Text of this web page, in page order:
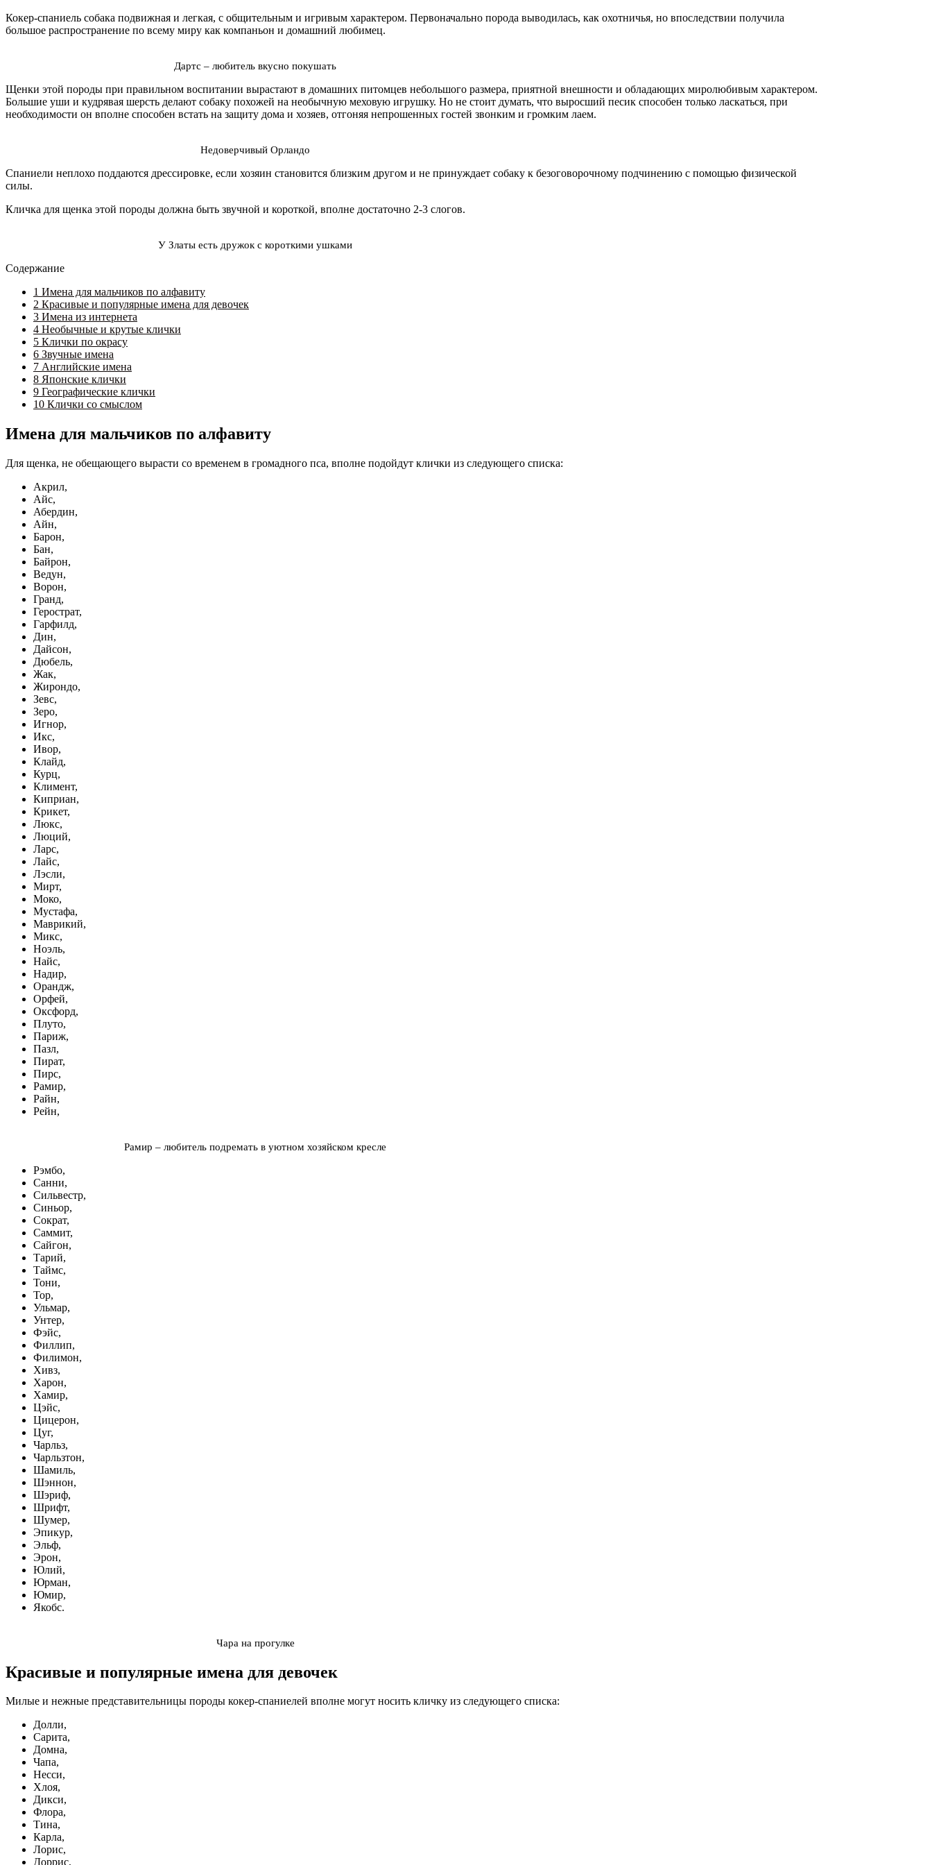
Кокер-спаниель собака подвижная и легкая, с общительным и игривым характером. Первоначально порода выводилась, как охотничья, но впоследствии получила
большое распространение по всему миру как компаньон и домашний любимец.
Дартс – любитель вкусно покушать
Щенки этой породы при правильном воспитании вырастают в домашних питомцев небольшого размера, приятной внешности и обладающих миролюбивым характером.
Большие уши и кудрявая шерсть делают собаку похожей на необычную меховую игрушку. Но не стоит думать, что выросший песик способен только ласкаться, при
необходимости он вполне способен встать на защиту дома и хозяев, отгоняя непрошенных гостей звонким и громким лаем.
Недоверчивый Орландо
Спаниели неплохо поддаются дрессировке, если хозяин становится близким другом и не принуждает собаку к безоговорочному подчинению с помощью физической
силы.
Кличка для щенка этой породы должна быть звучной и короткой, вполне достаточно 2-3 слогов.
У Златы есть дружок с короткими ушками
Содержание
1 Имена для мальчиков по алфавиту
2 Красивые и популярные имена для девочек
3 Имена из интернета
4 Необычные и крутые клички
5 Клички по окрасу
6 Звучные имена
7 Английские имена
8 Японские клички
9 Географические клички
10 Клички со смыслом
Имена для мальчиков по алфавиту
Для щенка, не обещающего вырасти со временем в громадного пса, вполне подойдут клички из следующего списка:
Акрил,
Айс,
Абердин,
Айн,
Барон,
Бан,
Байрон,
Ведун,
Ворон,
Гранд,
Герострат,
Гарфилд,
Дин,
Дайсон,
Дюбель,
Жак,
Жирондо,
Зевс,
Зеро,
Игнор,
Икс,
Ивор,
Клайд,
Курц,
Климент,
Киприан,
Крикет,
Люкс,
Люций,
Ларс,
Лайс,
Лэсли,
Мирт,
Моко,
Мустафа,
Маврикий,
Микс,
Ноэль,
Найс,
Надир,
Орандж,
Орфей,
Оксфорд,
Плуто,
Париж,
Пазл,
Пират,
Пирс,
Рамир,
Райн,
Рейн,
Рамир – любитель подремать в уютном хозяйском кресле
Рэмбо,
Санни,
Сильвестр,
Синьор,
Сократ,
Саммит,
Сайгон,
Тарий,
Таймс,
Тони,
Тор,
Ульмар,
Унтер,
Фэйс,
Филлип,
Филимон,
Хивз,
Харон,
Хамир,
Цэйс,
Цицерон,
Цуг,
Чарльз,
Чарльзтон,
Шамиль,
Шэннон,
Шэриф,
Шрифт,
Шумер,
Эпикур,
Эльф,
Эрон,
Юлий,
Юрман,
Юмир,
Якобс.
Чара на прогулке
Красивые и популярные имена для девочек
Милые и нежные представительницы породы кокер-спаниелей вполне могут носить кличку из следующего списка:
Долли,
Сарита,
Домна,
Чапа,
Несси,
Хлоя,
Дикси,
Флора,
Тина,
Карла,
Лорис,
Доррис,